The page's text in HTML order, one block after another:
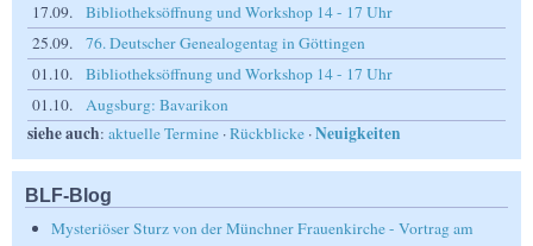
17.09.
Bibliotheksöffnung und Workshop 14 - 17 Uhr
25.09.
76. Deutscher Genealogentag in Göttingen
01.10.
Bibliotheksöffnung und Workshop 14 - 17 Uhr
01.10.
Augsburg: Bavarikon
siehe auch: aktuelle Termine ·Rückblicke ·Neuigkeiten
BLF-Blog
Mysteriöser Sturz von der Münchner Frauenkirche - Vortrag am